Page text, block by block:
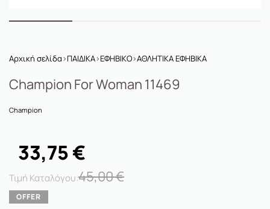
Αρχική σελίδα›ΠΑΙΔΙΚΑ›ΕΦΗΒΙΚΟ›ΑΘΛΗΤΙΚΑ ΕΦΗΒΙΚΑ
Champion For Woman 11469
Champion
45,00€
33,75€